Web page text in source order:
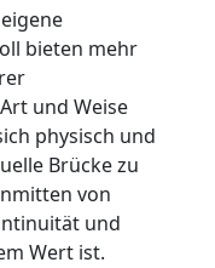
bieten mehr
und Weise
physisch und
Brücke zu
von
und
Wert ist.